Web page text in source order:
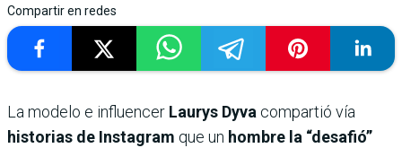
Compartir en redes
La modelo e influencer Laurys Dyva compartió vía
historias de Instagram que un hombre la “desafió”